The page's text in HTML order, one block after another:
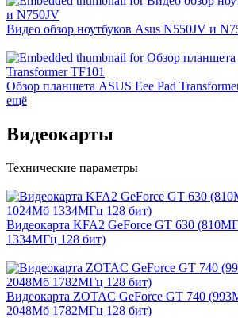
Видео обзор ноутбуков Asus N550JV и
Обзор планшета ASUS Eee Pad
ещё
Видеокарты
Технические параметры
Видеокарта KFA2 GeForce GT 630
1334МГц 128 бит)
Видеокарта ZOTAC GeForce GT 740
2048Мб 1782МГц 128 бит)